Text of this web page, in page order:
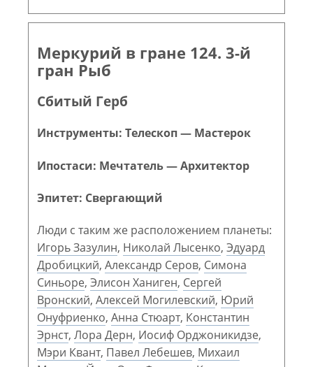
Меркурий в гране 124. 3-й
гран Рыб
Сбитый Герб
Инструменты: Телескоп — Мастерок
Ипостаси: Мечтатель — Архитектор
Эпитет: Свергающий
Люди с таким же расположением планеты:
Игорь Зазулин, Николай Лысенко, Эдуард
Дробицкий, Александр Серов, Симона
Синьоре, Элисон Ханиген, Сергей
Вронский, Алексей Могилевский, Юрий
Онуфриенко, Анна Стюарт, Константин
Эрнст, Лора Дерн, Иосиф Орджоникидзе,
Мэри Квант, Павел Лебешев, Михаил